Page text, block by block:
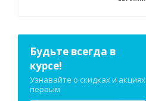
Будьте всегда в
курсе!
Узнавайте о скидках и акциях
первым